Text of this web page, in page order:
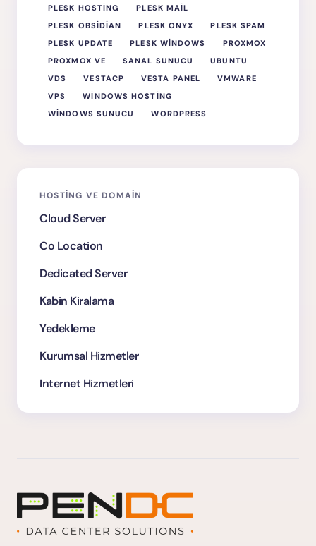
PLESK HOSTING
PLESK MAIL
PLESK OBSIDIAN
PLESK ONYX
PLESK SPAM
PLESK UPDATE
PLESK WINDOWS
PROXMOX
PROXMOX VE
SANAL SUNUCU
UBUNTU
VDS
VESTACP VESTA PANEL
VMWARE
VPS
WINDOWS HOSTING
WINDOWS SUNUCU
WORDPRESS
HOSTING VE DOMAIN
Cloud Server
Co Location
Dedicated Server
Kabin Kiralama
Yedekleme
Kurumsal Hizmetler
Internet Hizmetleri